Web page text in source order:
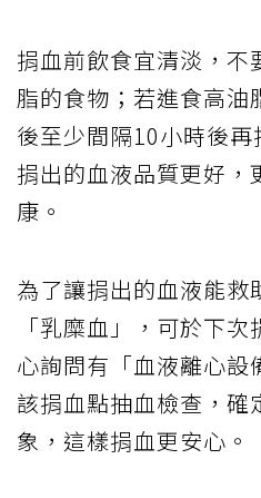
捐血前飲食宜清淡，不
脂的食物；若進食高油
後至少間隔10小時後
捐出的血液品質更好，
康。
為了讓捐出的血液能救
「乳糜血」，可於下
心詢問有「血液離心設
該捐血點抽血檢查，確
象，這樣捐血更安心。